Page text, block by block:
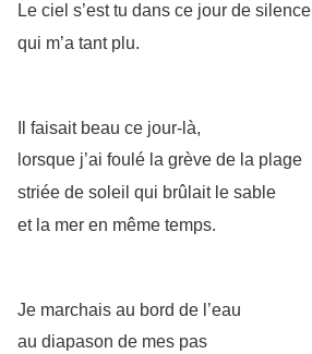
Le ciel s’est tu dans ce jour de silence
qui m’a tant plu.
Il faisait beau ce jour-là,
lorsque j’ai foulé la grève de la plage
striée de soleil qui brûlait le sable
et la mer en même temps.
Je marchais au bord de l’eau
au diapason de mes pas